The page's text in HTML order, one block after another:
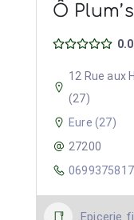
Ô
0.0
12 Rue aux
(27)
Eure (27)
27200
0699375817
Epicerie